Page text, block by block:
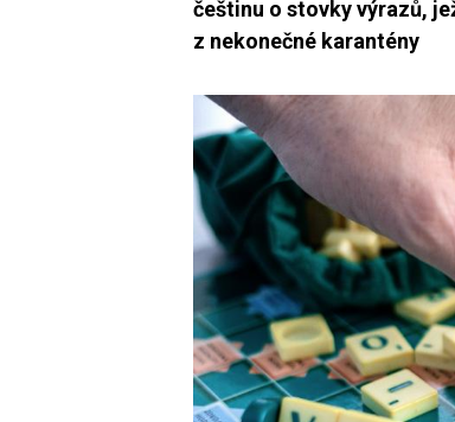
češtinu o stovky výrazů,
z nekonečné karantény